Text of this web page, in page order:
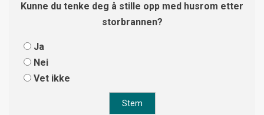
Kunne du tenke deg å stille opp med husrom etter
storbrannen?
Ja
Nei
Vet ikke